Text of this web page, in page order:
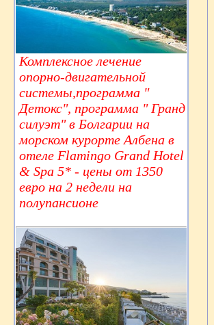
Комплексное лечение
опорно-двигательной
системы,программа "
Детокс", программа " Гранд
силуэт" в Болгарии на
морском курорте Албена в
отеле Flamingo Grand Hotel
& Spa 5* - цены от 1350
евро на 2 недели на
полупансионе